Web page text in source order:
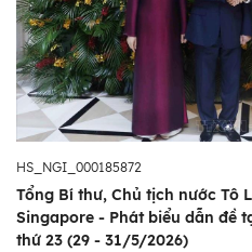
HS_NGI_000185872
Tổng Bí thư, Chủ tịch nước Tô
Singapore - Phát biểu dẫn đề
thứ 23 (29 - 31/5/2026)